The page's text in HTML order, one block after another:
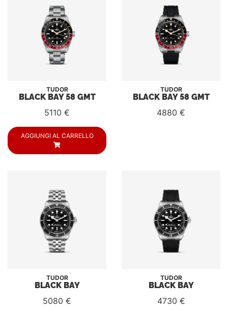
TUDOR
BLACK BAY 58 GMT
5110 €
AGGIUNGI AL CARRELLO
TUDOR
BLACK BAY 58 GMT
4880 €
TUDOR
BLACK BAY
5080 €
TUDOR
BLACK BAY
4730 €